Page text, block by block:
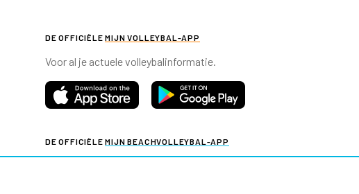
DE OFFICIËLEMIJN VOLLEYBAL-APP
Voor al je actuele volleybalinformatie.
DE OFFICIËLEMIJN BEACHVOLLEYBAL-APP